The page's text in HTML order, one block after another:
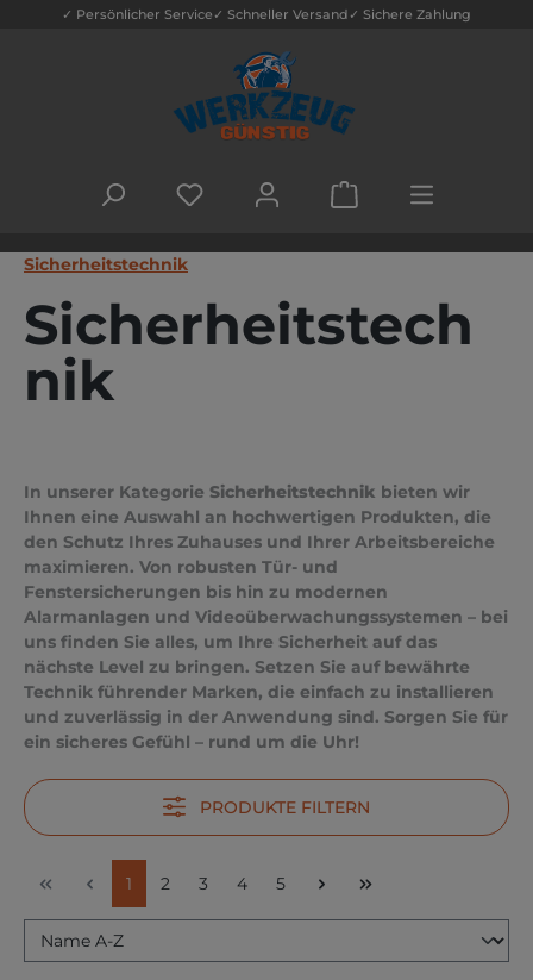
Zum Hauptinhalt springen
✓ Persönlicher Service ✓ Schneller Versand ✓ Sichere Zahlung
DU HAST 0 PRODUKTE AUF DEM
WARENKORB
Sicherheitstechnik
Sicherheitstech
nik
In unserer Kategorie Sicherheitstechnik bieten wir
Ihnen eine Auswahl an hochwertigen Produkten, die
den Schutz Ihres Zuhauses und Ihrer Arbeitsbereiche
maximieren. Von robusten Tür- und
Fenstersicherungen bis hin zu modernen
Alarmanlagen und Videoüberwachungssystemen – bei
uns finden Sie alles, um Ihre Sicherheit auf das
nächste Level zu bringen. Setzen Sie auf bewährte
Technik führender Marken, die einfach zu installieren
und zuverlässig in der Anwendung sind. Sorgen Sie für
ein sicheres Gefühl – rund um die Uhr!
PRODUKTE FILTERN
Seite
1 Seite
2 Seite
3 Seite
4 Seite
5